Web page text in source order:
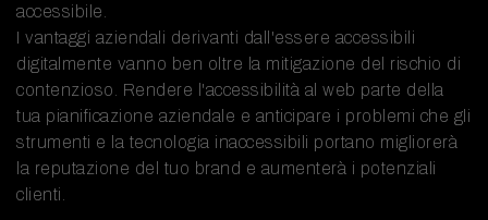
accessibile.
I vantaggi aziendali derivanti dall'essere accessibili
digitalmente vanno ben oltre la mitigazione del rischio di
contenzioso. Rendere l'accessibilità al web parte della
tua pianificazione aziendale e anticipare i problemi che gli
strumenti e la tecnologia inaccessibili portano migliorerà
la reputazione del tuo brand e aumenterà i potenziali
clienti.